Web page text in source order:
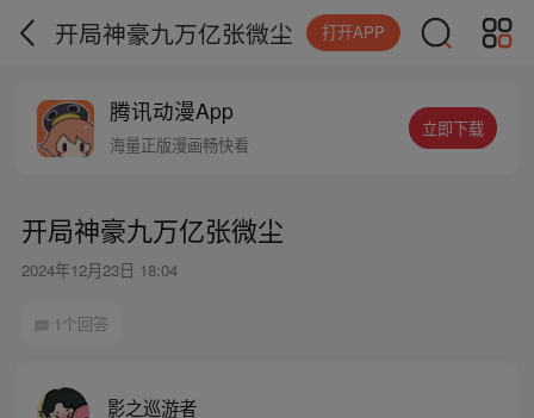
开局神豪九万亿张微尘 打开APP
腾讯动漫App
海量正版漫画畅快看
立即下载
开局神豪九万亿张微尘
2024年12月23日 18:04
1个回答
影之巡游者